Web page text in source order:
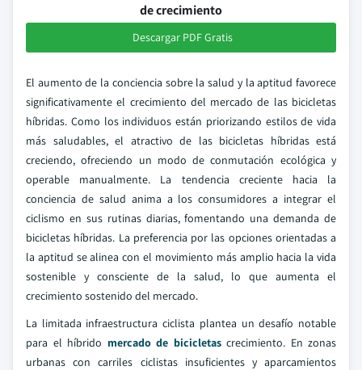
de crecimiento
Descargar PDF Gratis
El aumento de la conciencia sobre la salud y la aptitud favorece
significativamente el crecimiento del mercado de las bicicletas
híbridas. Como los individuos están priorizando estilos de vida
más saludables, el atractivo de las bicicletas híbridas está
creciendo, ofreciendo un modo de conmutación ecológica y
operable manualmente. La tendencia creciente hacia la
conciencia de salud anima a los consumidores a integrar el
ciclismo en sus rutinas diarias, fomentando una demanda de
bicicletas híbridas. La preferencia por las opciones orientadas a
la aptitud se alinea con el movimiento más amplio hacia la vida
sostenible y consciente de la salud, lo que aumenta el
crecimiento sostenido del mercado.
La limitada infraestructura ciclista plantea un desafío notable
para el híbrido mercado de bicicletascrecimiento. En zonas
urbanas con carriles ciclistas insuficientes y aparcamientos